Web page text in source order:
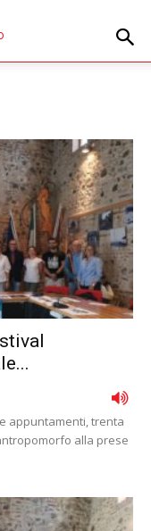
appuntamenti, trenta
alla prese